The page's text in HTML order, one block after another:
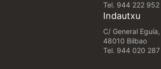
Tel. 944 222 952
Indautxu
C/ General
48010 Bilbao
Tel. 944 020 287